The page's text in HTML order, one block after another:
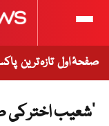
صفحۂ اول تازہ ترین
‘شعیب اختر کی